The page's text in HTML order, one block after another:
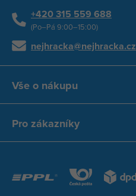
+420 315 559 688
(Po–Pá 9:00–15:00)
nejhracka@nejhracka.cz
Vše o nákupu
Pro zákazníky